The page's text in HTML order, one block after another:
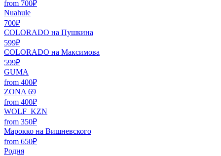
from 700₽
Nuahule
700₽
COLORADO на Пушкина
599₽
COLORADO на Максимова
599₽
GUMA
from 400₽
ZONA 69
from 400₽
WOLF_KZN
from 350₽
Марокко на Вишневского
from 650₽
Родня